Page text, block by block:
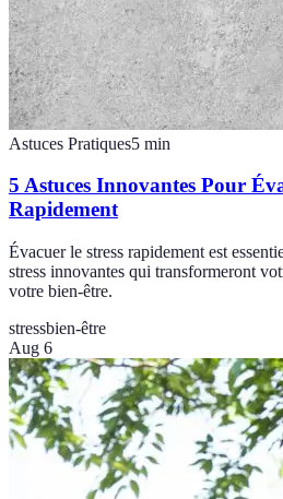
Astuces Pratiques5 min
5 Astuces Innovantes Pour
Rapidement
Évacuer le stress rapidement est
stress innovantes qui transformeront
votre bien-être.
stressbien-être
Aug 6